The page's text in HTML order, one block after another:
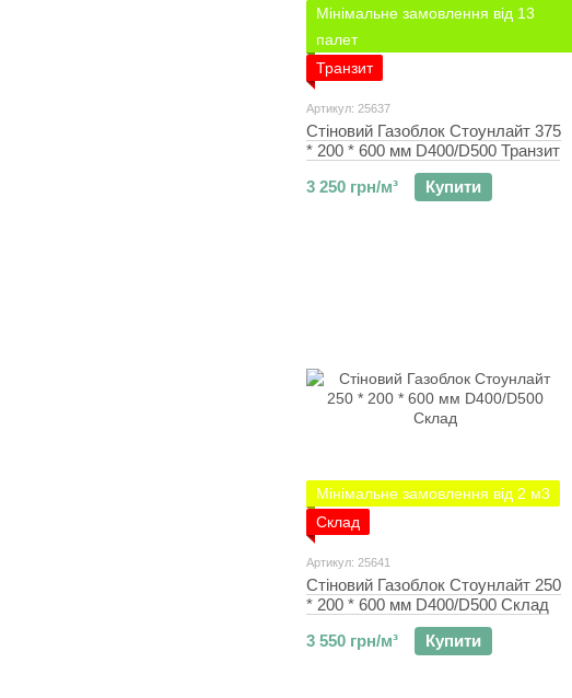
Мінімальне замовлення від 13
палет
Транзит
Артикул: 25637
Стіновий Газоблок Стоунлайт 375
* 200 * 600 мм D400/D500 Транзит
3 250 грн/м³
Купити
Мінімальне замовлення від 2 м3
Склад
Артикул: 25641
Стіновий Газоблок Стоунлайт 250
* 200 * 600 мм D400/D500 Склад
3 550 грн/м³
Купити